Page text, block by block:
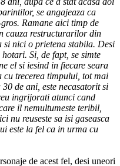
se angajeaza ca
Ramane aici timp de
cauza restructurarilor din
nici o prietena stabila. Desi
Si, de fapt, se simte
el si iesind in fiecare seara
trecerea timpului, tot mai
de ani, este necasatorit si
ingrijorati atunci cand
il nemultumeste teribil,
nu reuseste sa isi gaseasca
este la fel ca in urma cu
de acest fel, desi uneori